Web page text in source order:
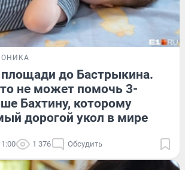
до Бастрыкина.
не может помочь 3-
Бахтину, которому
дорогой укол в мире
1 376 Обсудить